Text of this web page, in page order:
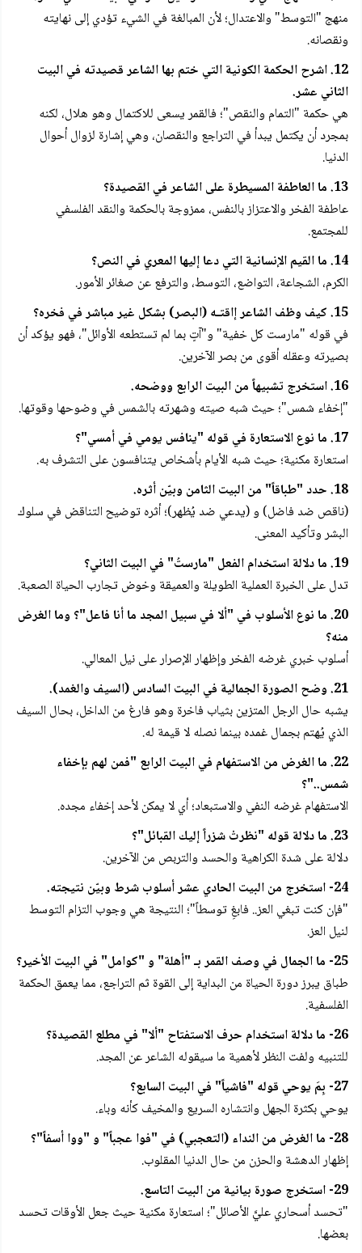
منهج "التوسط" والاعتدال؛ لأن المبالغة في الشيء تؤدي إلى نهايته
ونقصانه.
12. اشرح الحكمة الكونية التي ختم بها الشاعر قصيدته في البيت
الثاني عشر.
هي حكمة "التمام والنقص"؛ فالقمر يسعى للاكتمال وهو هلال، لكنه
بمجرد أن يكتمل يبدأ في التراجع والنقصان، وهي إشارة لزوال أحوال
الدنيا.
13. ما العاطفة المسيطرة على الشاعر في القصيدة؟
عاطفة الفخر والاعتزاز بالنفس، ممزوجة بالحكمة والنقد الفلسفي
للمجتمع.
14. ما القيم الإنسانية التي دعا إليها المعري في النص؟
الكرم، الشجاعة، التواضع، التوسط، والترفع عن صغائر الأمور.
15. كيف وظف الشاعر إاقتـه (البصر) بشكل غير مباشر في فخره؟
في قوله "مارست كل خفية" و"آتٍ بما لم تستطعه الأوائل"، فهو يؤكد أن
بصيرته وعقله أقوى من بصر الآخرين.
16. استخرج تشبيهاً من البيت الرابع ووضحه.
"إخفاء شمس"؛ حيث شبه صيته وشهرته بالشمس في وضوحها وقوتها.
17. ما نوع الاستعارة في قوله "ينافس يومي في أمسي"؟
استعارة مكنية؛ حيث شبه الأيام بأشخاص يتنافسون على التشرف به.
18. حدد "طباقاً" من البيت الثامن وبيّن أثره.
(ناقص ضد فاضل) و (يدعي ضد يُظهر)؛ أثره توضيح التناقض في سلوك
البشر وتأكيد المعنى.
19. ما دلالة استخدام الفعل "مارستُ" في البيت الثاني؟
تدل على الخبرة العملية الطويلة والعميقة وخوض تجارب الحياة الصعبة.
20. ما نوع الأسلوب في "ألا في سبيل المجد ما أنا فاعل"؟ وما الغرض
منه؟
أسلوب خبري غرضه الفخر وإظهار الإصرار على نيل المعالي.
21. وضح الصورة الجمالية في البيت السادس (السيف والغمد).
يشبه حال الرجل المتزين بثياب فاخرة وهو فارغ من الداخل، بحال السيف
الذي يُهتم بجمال غمده بينما نصله لا قيمة له.
22. ما الغرض من الاستفهام في البيت الرابع "فمن لهم بإخفاء
شمس.."؟
الاستفهام غرضه النفي والاستبعاد؛ أي لا يمكن لأحد إخفاء مجده.
23. ما دلالة قوله "نظرتْ شزراً إليك القبائل"؟
دلالة على شدة الكراهية والحسد والتربص من الآخرين.
24- استخرج من البيت الحادي عشر أسلوب شرط وبيّن نتيجته.
"فإن كنت تبغي العز.. فابغِ توسطاً"؛ النتيجة هي وجوب التزام التوسط
لنيل العز.
25- ما الجمال في وصف القمر بـ "أهلة" و "كوامل" في البيت الأخير؟
طباق يبرز دورة الحياة من البداية إلى القوة ثم التراجع، مما يعمق الحكمة
الفلسفية.
26- ما دلالة استخدام حرف الاستفتاح "ألا" في مطلع القصيدة؟
للتنبيه ولفت النظر لأهمية ما سيقوله الشاعر عن المجد.
27- بِمَ يوحي قوله "فاشياً" في البيت السابع؟
يوحي بكثرة الجهل وانتشاره السريع والمخيف كأنه وباء.
28- ما الغرض من النداء (التعجبي) في "فوا عجباً" و "ووا أسفاً"؟
إظهار الدهشة والحزن من حال الدنيا المقلوب.
29- استخرج صورة بيانية من البيت التاسع.
"تحسد أسحاري عليَّ الأصائل"؛ استعارة مكنية حيث جعل الأوقات تحسد
بعضها.